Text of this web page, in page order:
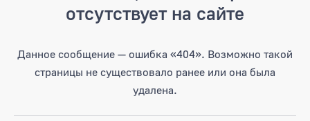
отсутствует на сайте
Данное сообщение — ошибка «404». Возможно такой
страницы не существовало ранее или она была
удалена.